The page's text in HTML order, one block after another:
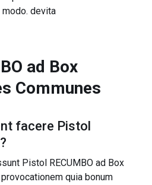
devita
ad Box
Communes
facere Pistol
?
Pistol RECUMBO ad Box
quia bonum